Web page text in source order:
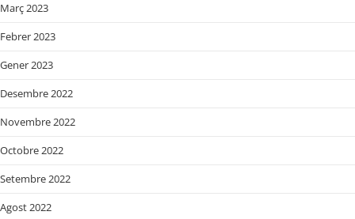
Març 2023
Febrer 2023
Gener 2023
Desembre 2022
Novembre 2022
Octobre 2022
Setembre 2022
Agost 2022